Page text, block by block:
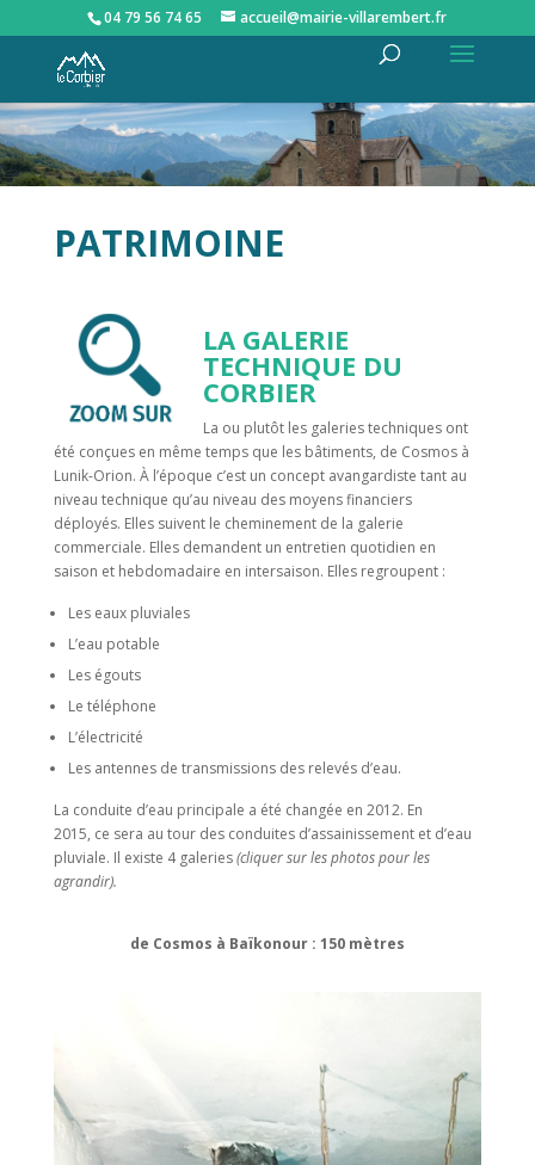
04 79 56 74 65 accueil@mairie-villarembert.fr
PATRIMOINE
LA GALERIE
TECHNIQUE DU
CORBIER
La ou plutôt les galeries techniques ont
été conçues en même temps que les bâtiments, de Cosmos à
Lunik-Orion. À l’époque c’est un concept avangardiste tant au
niveau technique qu’au niveau des moyens financiers
déployés. Elles suivent le cheminement de la galerie
commerciale. Elles demandent un entretien quotidien en
saison et hebdomadaire en intersaison. Elles regroupent :
Les eaux pluviales
L’eau potable
Les égouts
Le téléphone
L’électricité
Les antennes de transmissions des relevés d’eau.
La conduite d’eau principale a été changée en 2012. En
2015, ce sera au tour des conduites d’assainissement et d’eau
pluviale. Il existe 4 galeries(cliquer sur les photos pour les
agrandir).
de Cosmos à Baïkonour : 150 mètres